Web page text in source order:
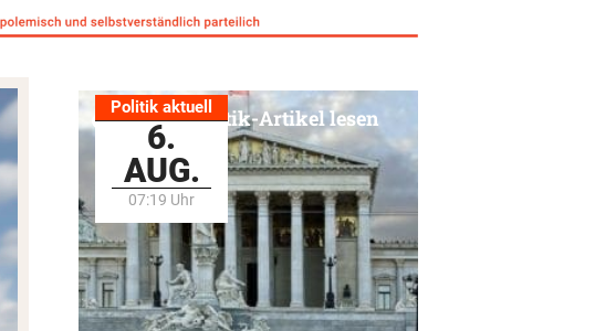
Politik aktuell
6.
AUG.
07:19 Uhr
Alle Politik-Artikel lesen